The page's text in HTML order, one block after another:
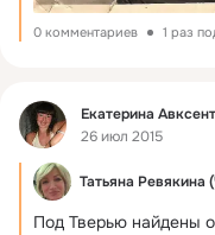
0 комментариев 1 раз
Фид Екатерина
26 июл 2015
Татьяна Ревякина
Под Тверью найдены